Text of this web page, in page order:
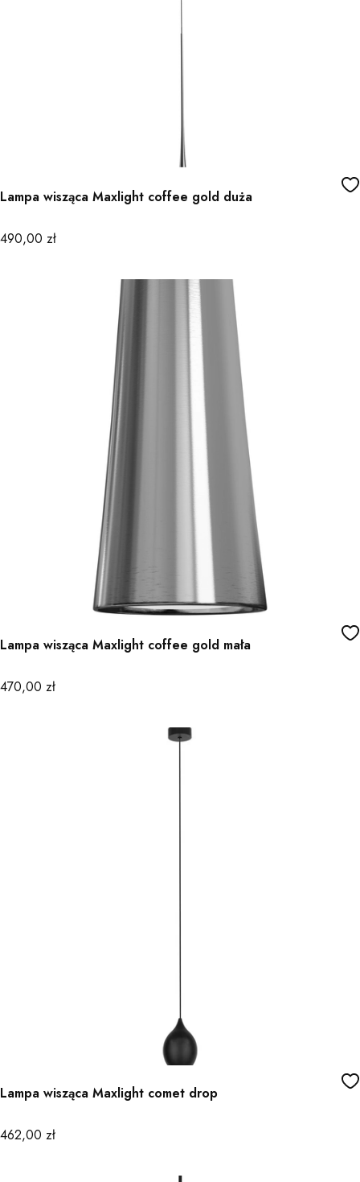
Lampa wisząca Maxlight coffee gold duża
Cena
490,00 zł
Lampa wisząca Maxlight coffee gold mała
Cena
470,00 zł
Lampa wisząca Maxlight comet drop
Cena
462,00 zł